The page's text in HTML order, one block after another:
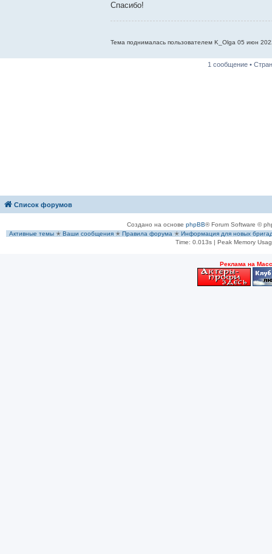
Спасибо!
Тема поднималась пользователем K_Olga 05 июн
1 сообщение •
Список форумов
Создано на основе phpBB® Forum Software ©
Активные темы ✭ Ваши сообщения ✭ Правила форума ✭ Информация для новых
Time: 0.013s| Peak Memory
Рeклама на